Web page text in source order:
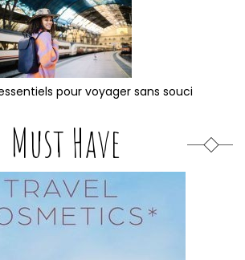
pour voyager sans souci
Must Have